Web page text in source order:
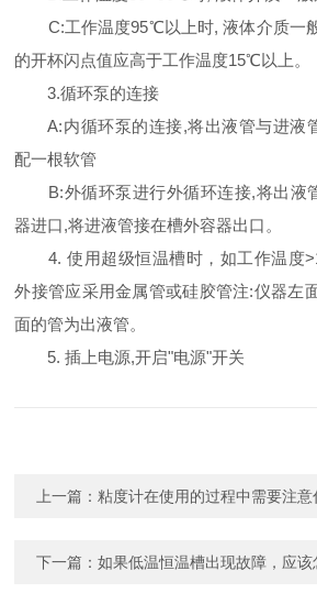
C:工作温度95℃以上时, 液体介质一
的开杯闪点值应高于工作温度15℃以上。
3.循环泵的连接
A:内循环泵的连接,将出液管与进液
配一根软管
B:外循环泵进行外循环连接,将出液
器进口,将进液管接在槽外容器出口。
4. 使用超级恒温槽时，如工作温度
外接管应采用金属管或硅胶管注:仪器左
面的管为出液管。
5. 插上电源,开启"电源"开关
上一篇： 粘度计在使用的过程中需要注意
下一篇：如果低温恒温槽出现故障，应